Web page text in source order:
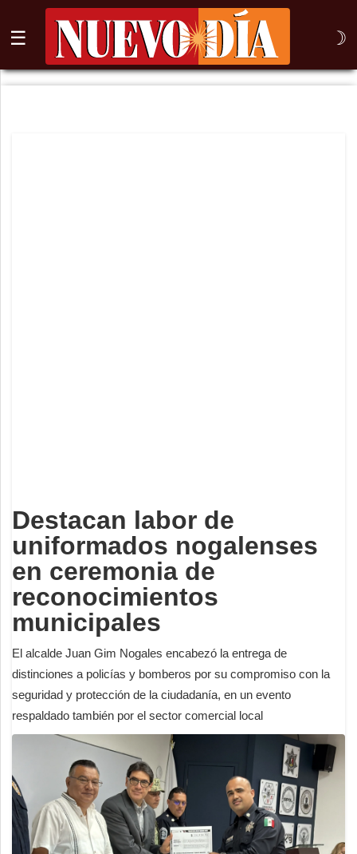
☰ ☽
⌕
Destacan labor de
uniformados nogalenses
en ceremonia de
reconocimientos
municipales
El alcalde Juan Gim Nogales encabezó la entrega de
distinciones a policías y bomberos por su compromiso con la
seguridad y protección de la ciudadanía, en un evento
respaldado también por el sector comercial local